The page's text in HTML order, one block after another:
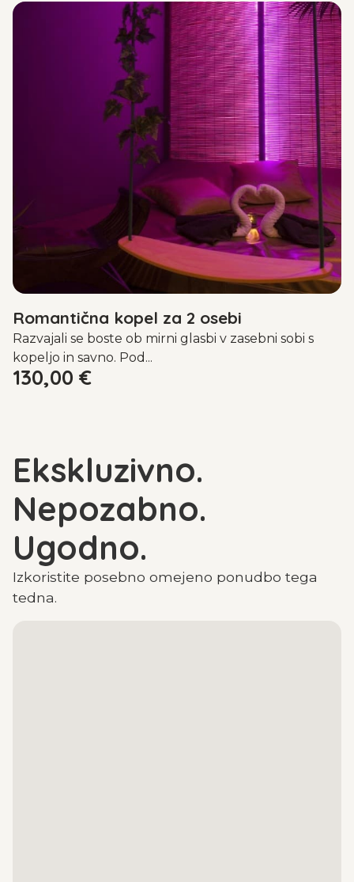
Romantična kopel za 2 osebi
Razvajali se boste ob mirni glasbi v zasebni sobi s
kopeljo in savno. Pod...
130,00 €
Ekskluzivno.
Nepozabno.
Ugodno.
Izkoristite posebno omejeno ponudbo tega
tedna.